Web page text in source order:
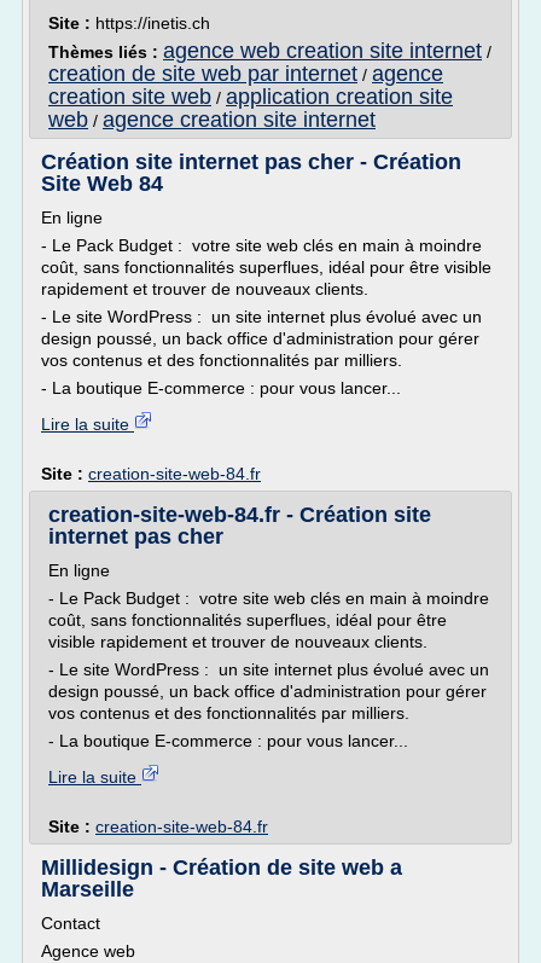
Site : https://inetis.ch
Thèmes liés : agence web creation site internet /
creation de site web par internet / agence
creation site web / application creation site
web / agence creation site internet
Création site internet pas cher - Création
Site Web 84
En ligne
- Le Pack Budget : votre site web clés en main à moindre
coût, sans fonctionnalités superflues, idéal pour être visible
rapidement et trouver de nouveaux clients.
- Le site WordPress : un site internet plus évolué avec un
design poussé, un back office d'administration pour gérer
vos contenus et des fonctionnalités par milliers.
- La boutique E-commerce : pour vous lancer...
Lire la suite
Site : creation-site-web-84.fr
creation-site-web-84.fr - Création site
internet pas cher
En ligne
- Le Pack Budget : votre site web clés en main à moindre
coût, sans fonctionnalités superflues, idéal pour être
visible rapidement et trouver de nouveaux clients.
- Le site WordPress : un site internet plus évolué avec un
design poussé, un back office d'administration pour gérer
vos contenus et des fonctionnalités par milliers.
- La boutique E-commerce : pour vous lancer...
Lire la suite
Site : creation-site-web-84.fr
Millidesign - Création de site web a
Marseille
Contact
Agence web